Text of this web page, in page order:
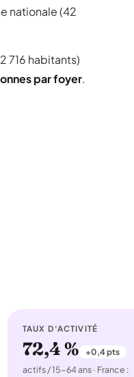
nationale (42
716 habitants)
par foyer.
TAUX D'ACTIVITÉ
72,4 % +0,4 pts
actifs / 15-64 ans · France :